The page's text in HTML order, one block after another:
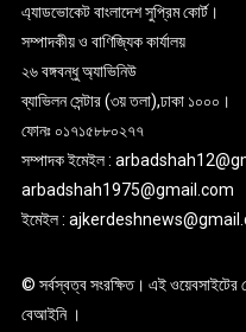
এ্যাডভোকেট বাংলাদেশ সুপ্রিম কোর্ট।
সম্পাদকীয় ও বাণিজ্যিক কার্যালয়
২৬ বঙ্গবন্ধু অ্যাভিনিউ
ব্যাভিলন সেন্টার (৩য় তলা),ঢাকা ১০০০।
ফোনঃ ০১৭১৫৮৮০২৭৭
সম্পাদক ইমেইল :
arbadshah1975@gmail.com
ইমেইল :
© সর্বস্বত্ব সংরক্ষিত। এই ওয়েবসাইটের
বেআইনি ।